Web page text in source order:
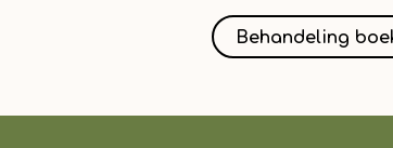
Behandeling